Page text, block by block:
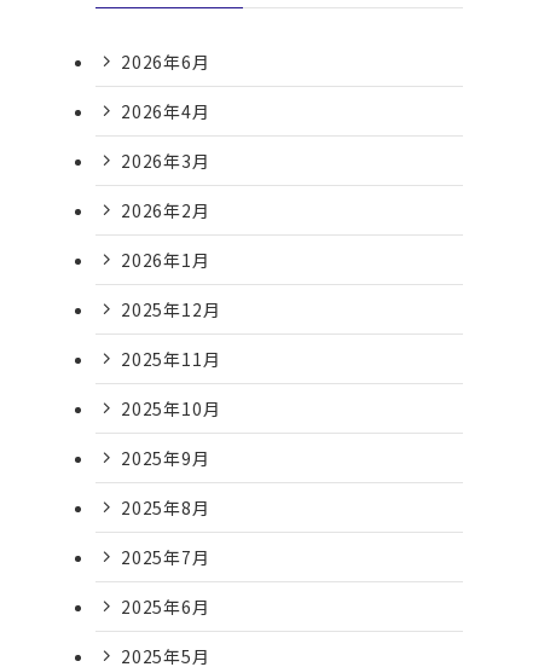
2026年6月
2026年4月
2026年3月
2026年2月
2026年1月
2025年12月
2025年11月
2025年10月
2025年9月
2025年8月
2025年7月
2025年6月
2025年5月